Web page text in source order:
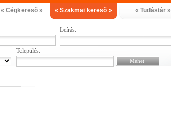
« Cégkereső » « Szakmai kereső » « Tudástár »
Leírás:
Település: